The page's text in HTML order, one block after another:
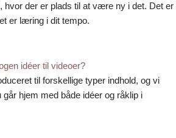
hvor der er plads til at være ny i det. Det er
er læring i dit tempo.
idéer til videoer?
til forskellige typer indhold, og vi
hjem med både idéer og råklip i